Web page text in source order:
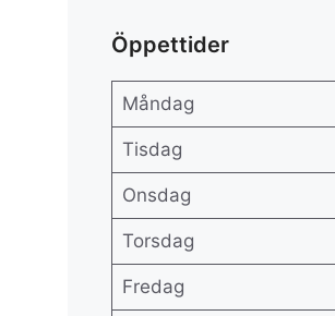
Öppettider
Måndag
Tisdag
Onsdag
Torsdag
Fredag